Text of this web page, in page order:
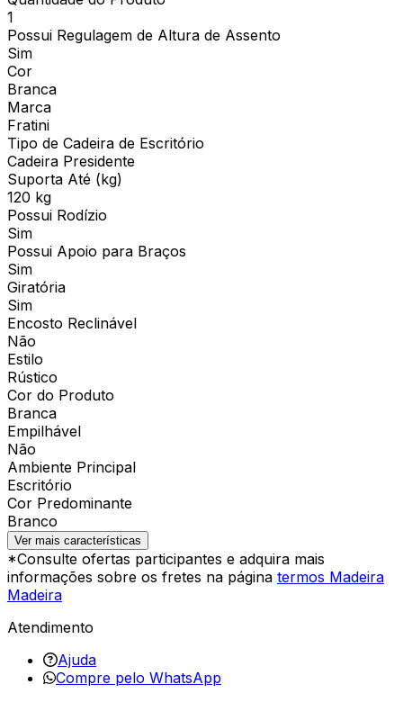
1
Possui Regulagem de Altura de Assento
Sim
Cor
Branca
Marca
Fratini
Tipo de Cadeira de Escritório
Cadeira Presidente
Suporta Até (kg)
120 kg
Possui Rodízio
Sim
Possui Apoio para Braços
Sim
Giratória
Sim
Encosto Reclinável
Não
Estilo
Rústico
Cor do Produto
Branca
Empilhável
Não
Ambiente Principal
Escritório
Cor Predominante
Branco
Ver mais características
*Consulte ofertas participantes e adquira mais
informações sobre os fretes na página termos Madeira
Madeira
Atendimento
Ajuda
Compre pelo WhatsApp